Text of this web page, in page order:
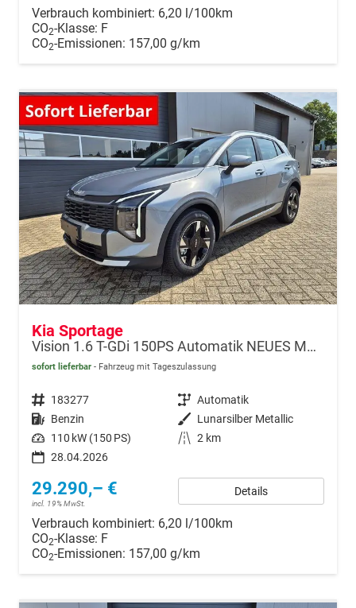
Verbrauch kombiniert: 6,20 l/100km
CO2-Klasse: F
CO2-Emissionen: 157,00 g/km
Kia Sportage
Vision 1.6 T-GDi 150PS Automatik NEUES MODELL MY26 FACELIFT Sitzheizung Lenkradheizung Klimaautomatik Navi Bluetooth Touchscreen Apple CarPlay Android Auto PDC v+h 17"LM Rückf.Kamera ACC 2x Keyless
sofort lieferbar Fahrzeug mit Tageszulassung
Fahrzeugnr. 183277 Getriebe Automatik
Kraftstoff Benzin Außenfarbe Lunarsilber Metallic
Leistung 110 kW (150 PS) Kilometerstand 2 km
28.04.2026
29.290,– €
incl. 19% MwSt.
Details
Verbrauch kombiniert: 6,20 l/100km
CO2-Klasse: F
CO2-Emissionen: 157,00 g/km